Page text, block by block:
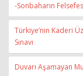
-Sonbaharın
Türkiye’nin Kaderi
Sınavı
Duvarı Aşamayan